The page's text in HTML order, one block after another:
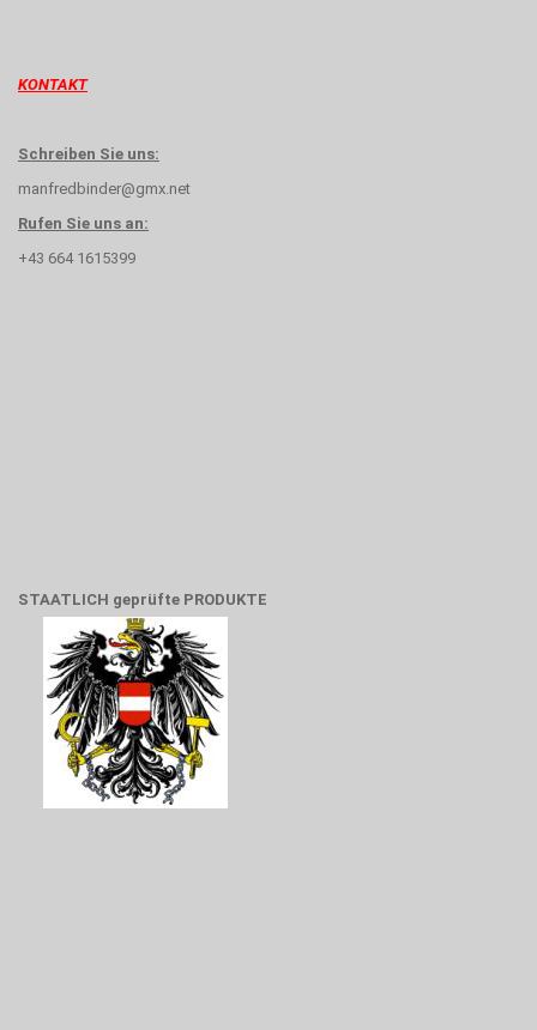
KONTAKT
Schreiben Sie uns:
manfredbinder@gmx.net
Rufen Sie uns an:
+43 664 1615399
STAATLICH geprüfte PRODUKTE